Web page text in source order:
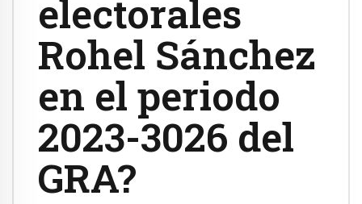
electorales
Rohel Sánchez
en el periodo
2023-3026 del
GRA?